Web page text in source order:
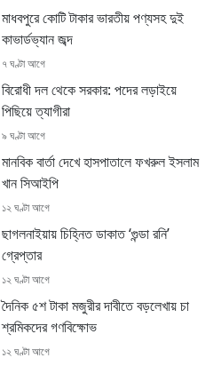
মাধবপুরে কোটি টাকার ভারতীয় পণ্যসহ দুই
কাভার্ডভ্যান জব্দ
৭ ঘণ্টা আগে
বিরোধী দল থেকে সরকার: পদের লড়াইয়ে
পিছিয়ে ত্যাগীরা
৯ ঘণ্টা আগে
মানবিক বার্তা দেখে হাসপাতালে ফখরুল ইসলাম
খান সিআইপি
১২ ঘণ্টা আগে
ছাগলনাইয়ায় চিহ্নিত ডাকাত ‘গুন্ডা রনি’
গ্রেপ্তার
১২ ঘণ্টা আগে
দৈনিক ৫শ টাকা মজুরীর দাবীতে বড়লেখায় চা
শ্রমিকদের গণবিক্ষোভ
১২ ঘণ্টা আগে